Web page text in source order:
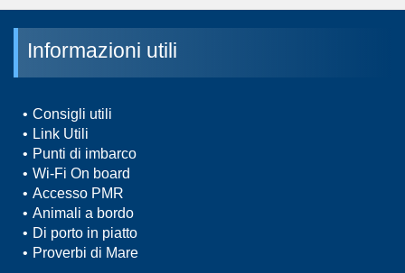
Informazioni utili
Consigli utili
Link Utili
Punti di imbarco
Wi-Fi On board
Accesso PMR
Animali a bordo
Di porto in piatto
Proverbi di Mare